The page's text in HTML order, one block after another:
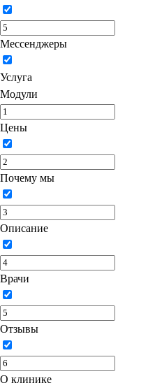
Мессенджеры
Услуга
Модули
Цены
Почему мы
Описание
Врачи
Отзывы
О клинике